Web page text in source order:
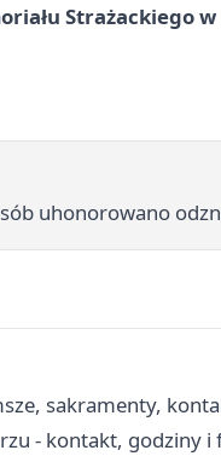
Strażackiego
uhonorowano
sakramenty,
- kontakt, godziny